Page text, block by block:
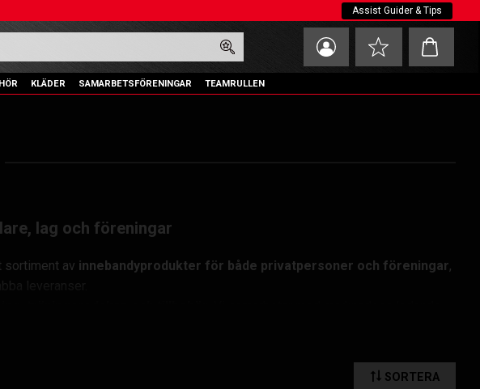
Assist Guider & Tips
Favoriter
Kundvagn
KLÄDER SAMARBETSFÖRENINGAR TEAMRULLEN
lag och föreningar
sortiment av innebandyprodukter för både privatpersoner och föreningar,
leveranser.
SORTERA